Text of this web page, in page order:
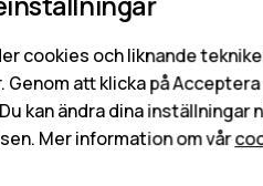
Söka
cookies och liknande
Genom att klicka på
kan ändra dina
Mer information om vår